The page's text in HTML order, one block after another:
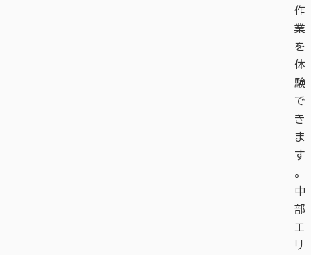
作
業
を
体
験
で
き
ま
す
。
中
部
エ
リ